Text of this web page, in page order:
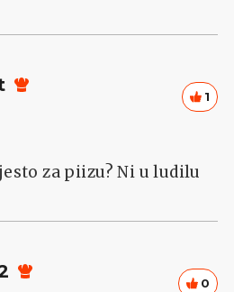
1
za piizu? Ni u ludilu
0